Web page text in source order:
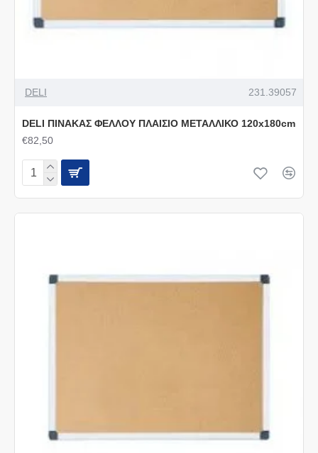
DELI 231.39057
DELI ΠΙΝΑΚΑΣ ΦΕΛΛΟΥ ΠΛΑΙΣΙΟ ΜΕΤΑΛΛΙΚΟ 120x180cm
€82,50